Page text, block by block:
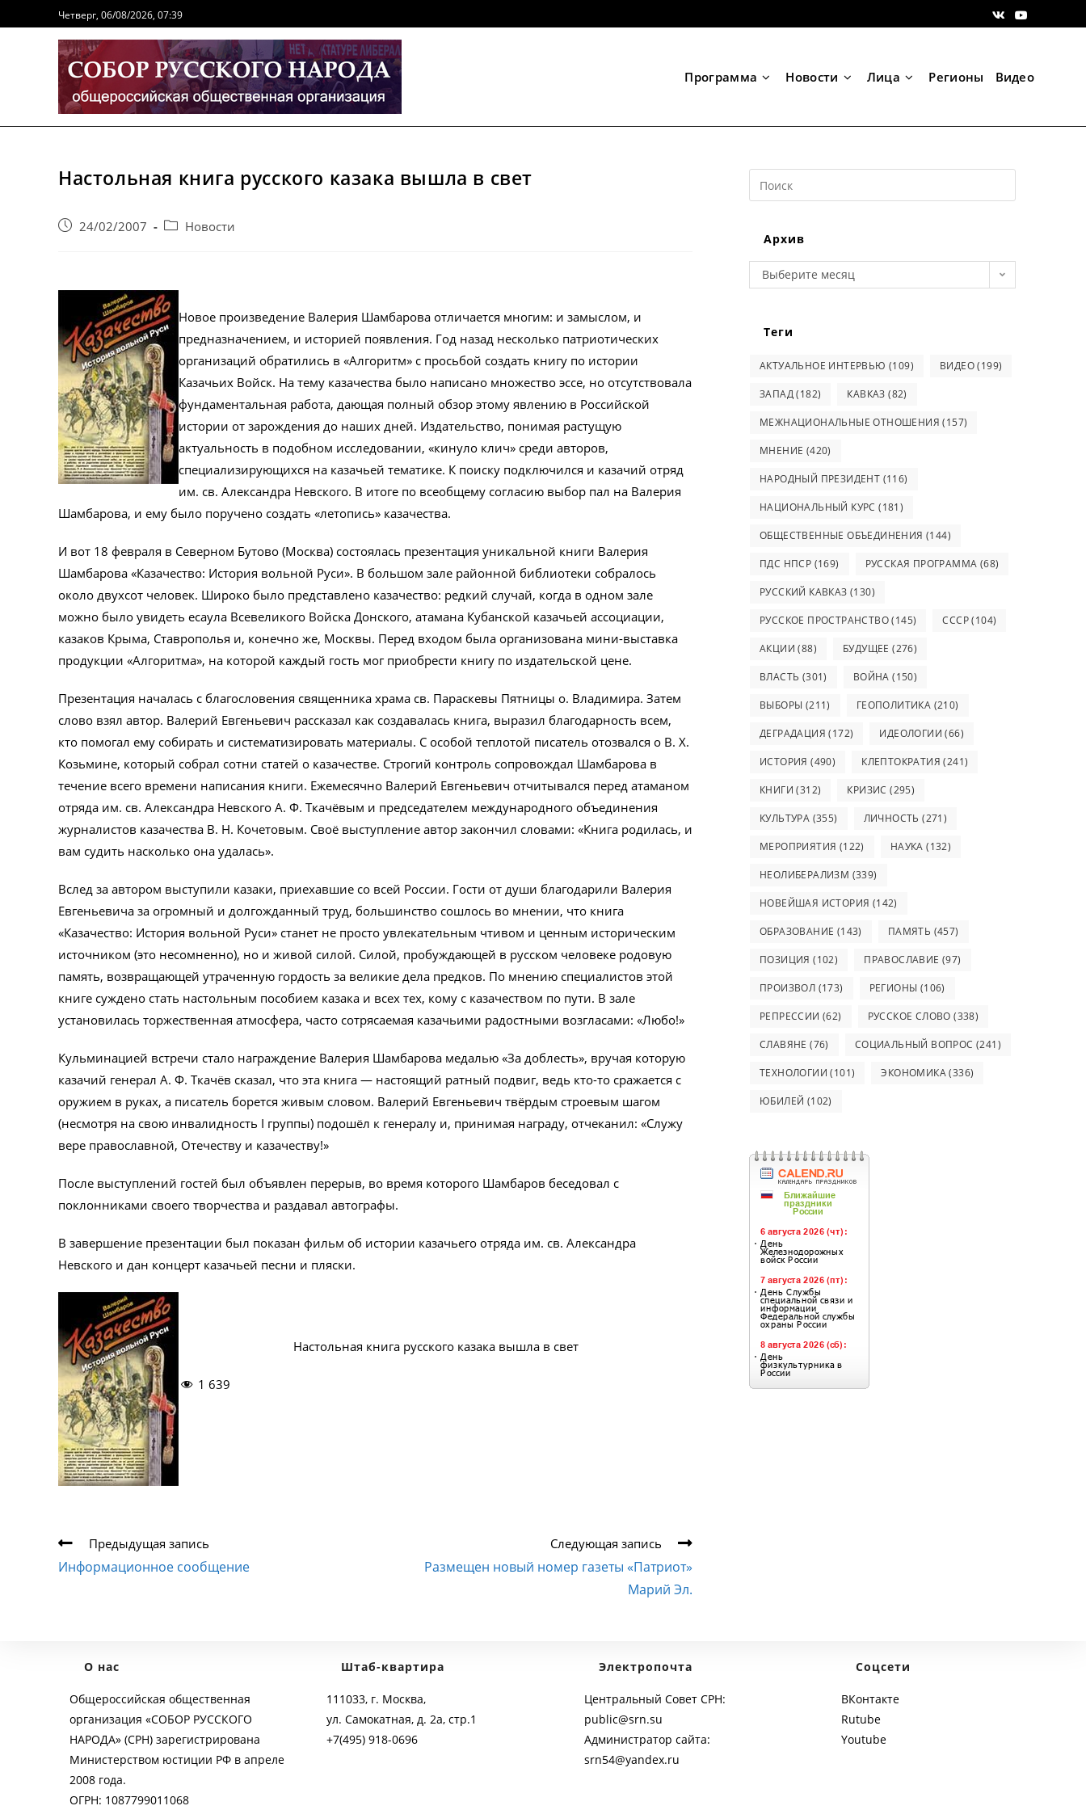
к
содержимому
Четверг, 06/08/2026, 07:39
Программа Новости Лица Регионы Видео
Настольная книга русского казака вышла в свет
Запись24/02/2007
Post Новости
Новое произведение Валерия Шамбарова отличается многим: и замыслом, и
предназначением, и историей появления. Год назад несколько патриотических
организаций обратились в «Алгоритм» с просьбой создать книгу по истории
Казачьих Войск. На тему казачества было написано множество эссе, но отсутствовала
фундаментальная работа, дающая полный обзор этому явлению в Российской
истории от зарождения до наших дней. Издательство, понимая растущую
актуальность в подобном исследовании, «кинуло клич» среди авторов,
специализирующихся на казачьей тематике. К поиску подключился и казачий отряд
им. св. Александра Невского. В итоге по всеобщему согласию выбор пал на Валерия
Шамбарова, и ему было поручено создать «летопись» казачества.
И вот 18 февраля в Северном Бутово (Москва) состоялась презентация уникальной книги Валерия
Шамбарова «Казачество: История вольной Руси». В большом зале районной библиотеки собралось
около двухсот человек. Широко было представлено казачество: редкий случай, когда в одном зале
можно было увидеть есаула Всевеликого Войска Донского, атамана Кубанской казачьей ассоциации,
казаков Крыма, Ставрополья и, конечно же, Москвы. Перед входом была организована мини-выставка
продукции «Алгоритма», на которой каждый гость мог приобрести книгу по издательской цене.
Презентация началась с благословения священника храма св. Параскевы Пятницы о. Владимира. Затем
слово взял автор. Валерий Евгеньевич рассказал как создавалась книга, выразил благодарность всем,
кто помогал ему собирать и систематизировать материалы. С особой теплотой писатель отозвался о В. Х.
Козьмине, который собрал сотни статей о казачестве. Строгий контроль сопровождал Шамбарова в
течение всего времени написания книги. Ежемесячно Валерий Евгеньевич отчитывался перед атаманом
отряда им. св. Александра Невского А. Ф. Ткачёвым и председателем международного объединения
журналистов казачества В. Н. Кочетовым. Своё выступление автор закончил словами: «Книга родилась, и
вам судить насколько она удалась».
Вслед за автором выступили казаки, приехавшие со всей России. Гости от души благодарили Валерия
Евгеньевича за огромный и долгожданный труд, большинство сошлось во мнении, что книга
«Казачество: История вольной Руси» станет не просто увлекательным чтивом и ценным историческим
источником (это несомненно), но и живой силой. Силой, пробуждающей в русском человеке родовую
память, возвращающей утраченную гордость за великие дела предков. По мнению специалистов этой
книге суждено стать настольным пособием казака и всех тех, кому с казачеством по пути. В зале
установилась торжественная атмосфера, часто сотрясаемая казачьими радостными возгласами: «Любо!»
Кульминацией встречи стало награждение Валерия Шамбарова медалью «За доблесть», вручая которую
казачий генерал А. Ф. Ткачёв сказал, что эта книга — настоящий ратный подвиг, ведь кто-то сражается с
оружием в руках, а писатель борется живым словом. Валерий Евгеньевич твёрдым строевым шагом
(несмотря на свою инвалидность I группы) подошёл к генералу и, принимая награду, отчеканил: «Служу
вере православной, Отечеству и казачеству!»
После выступлений гостей был объявлен перерыв, во время которого Шамбаров беседовал с
поклонниками своего творчества и раздавал автографы.
В завершение презентации был показан фильм об истории казачьего отряда им. св. Александра
Невского и дан концерт казачьей песни и пляски.
Настольная книга русского казака вышла в свет
1 639
Еще
статьи
Предыдущая запись
Информационное сообщение
Следующая запись
Размещен новый номер газеты «Патриот»
Марий Эл.
Search
this
Архив
Архив
Выберите месяц
Теги
АКТУАЛЬНОЕ ИНТЕРВЬЮ (109) ВИДЕО(199)
ЗАПАД(182) КАВКАЗ (82)
МЕЖНАЦИОНАЛЬНЫЕ ОТНОШЕНИЯ (157)
МНЕНИЕ (420)
НАРОДНЫЙ ПРЕЗИДЕНТ (116)
НАЦИОНАЛЬНЫЙ КУРС (181)
ОБЩЕСТВЕННЫЕ ОБЪЕДИНЕНИЯ (144)
ПДС НПСР (169) РУССКАЯ ПРОГРАММА (68)
РУССКИЙ КАВКАЗ (130)
РУССКОЕ ПРОСТРАНСТВО(145) СССР(104)
АКЦИИ (88) БУДУЩЕЕ (276)
ВЛАСТЬ (301) ВОЙНА (150)
ВЫБОРЫ (211) ГЕОПОЛИТИКА (210)
ДЕГРАДАЦИЯ (172) ИДЕОЛОГИИ (66)
ИСТОРИЯ (490) КЛЕПТОКРАТИЯ (241)
КНИГИ (312) КРИЗИС (295)
КУЛЬТУРА (355) ЛИЧНОСТЬ (271)
МЕРОПРИЯТИЯ (122) НАУКА (132)
НЕОЛИБЕРАЛИЗМ (339)
НОВЕЙШАЯ ИСТОРИЯ (142)
ОБРАЗОВАНИЕ (143) ПАМЯТЬ (457)
ПОЗИЦИЯ (102) ПРАВОСЛАВИЕ (97)
ПРОИЗВОЛ (173) РЕГИОНЫ (106)
РЕПРЕССИИ (62) РУССКОЕ СЛОВО (338)
СЛАВЯНЕ (76) СОЦИАЛЬНЫЙ ВОПРОС (241)
ТЕХНОЛОГИИ (101) ЭКОНОМИКА(336)
ЮБИЛЕЙ (102)
О нас
Общероссийская общественная
организация «СОБОР РУССКОГО
НАРОДА» (СРН) зарегистрирована
Министерством юстиции РФ в апреле
2008 года.
ОГРН: 1087799011068
Штаб-квартира
111033, г. Москва,
ул. Самокатная, д. 2а, стр.1
+7(495) 918-0696
Электропочта
Центральный Совет СРН:
public@srn.su
Администратор сайта:
srn54@yandex.ru
Соцсети
ВКонтакте
Rutube
Youtube